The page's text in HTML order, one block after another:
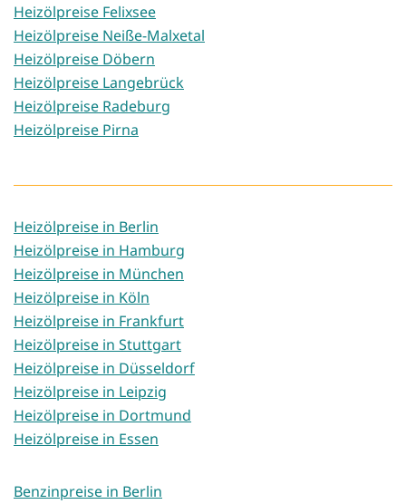
Heizölpreise Felixsee
Heizölpreise Neiße-Malxetal
Heizölpreise Döbern
Heizölpreise Langebrück
Heizölpreise Radeburg
Heizölpreise Pirna
Heizölpreise in Berlin
Heizölpreise in Hamburg
Heizölpreise in München
Heizölpreise in Köln
Heizölpreise in Frankfurt
Heizölpreise in Stuttgart
Heizölpreise in Düsseldorf
Heizölpreise in Leipzig
Heizölpreise in Dortmund
Heizölpreise in Essen
Benzinpreise in Berlin